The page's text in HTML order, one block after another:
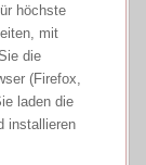
höchste
mit
die
(Firefox,
laden die
installieren